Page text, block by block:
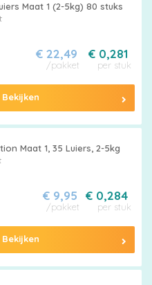
Maat 1 (2-5kg) 80 stuks
€ 0,281
per stuk
€ 22,49
/pakket
Bekijken
Maat 1, 35 Luiers, 2-5kg
€ 0,284
per stuk
€ 9,95
/pakket
Bekijken